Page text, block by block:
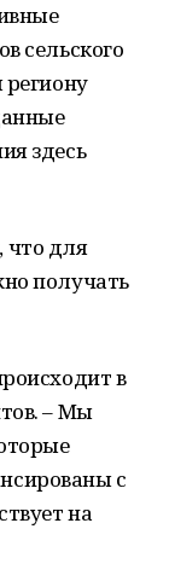
сельского
региону
здесь
что для
получать
в
– Мы
с
на